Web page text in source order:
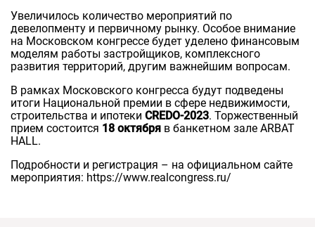
Увеличилось количество мероприятий по
девелопменту и первичному рынку. Особое внимание
на Московском конгрессе будет уделено финансовым
моделям работы застройщиков, комплексного
развития территорий, другим важнейшим вопросам.
В рамках Московского конгресса будут подведены
итоги Национальной премии в сфере недвижимости,
строительства и ипотеки CREDO-2023. Торжественный
прием состоится 18 октября в банкетном зале ARBAT
HALL.
Подробности и регистрация – на официальном сайте
мероприятия: https://www.realcongress.ru/